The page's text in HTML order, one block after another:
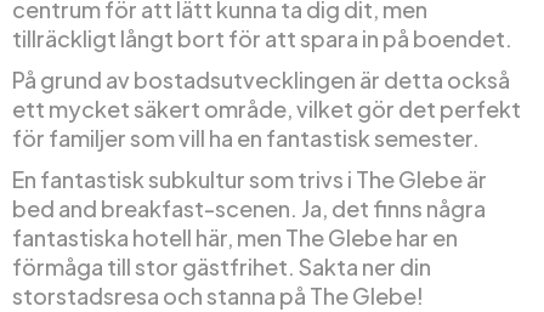
centrum för att lätt kunna ta dig dit, men
tillräckligt långt bort för att spara in på boendet.
På grund av bostadsutvecklingen är detta också
ett mycket säkert område, vilket gör det perfekt
för familjer som vill ha en fantastisk semester.
En fantastisk subkultur som trivs i The Glebe är
bed and breakfast-scenen. Ja, det finns några
fantastiska hotell här, men The Glebe har en
förmåga till stor gästfrihet. Sakta ner din
storstadsresa och stanna på The Glebe!